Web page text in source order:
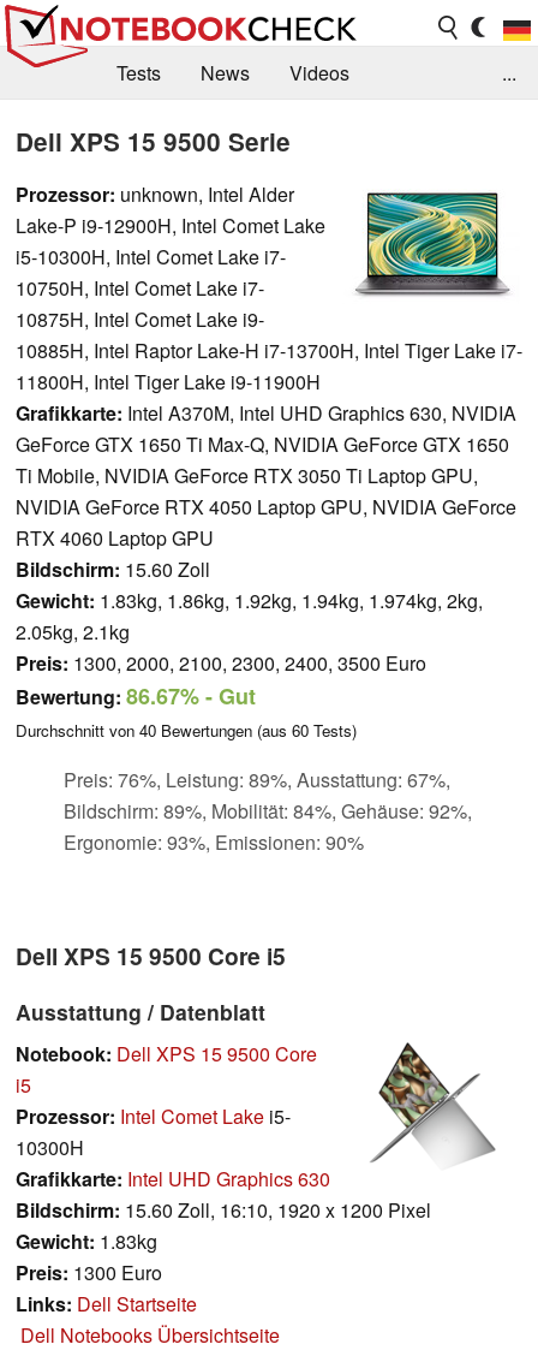
Tests News
Videos
Forum
...
Dell XPS 15 9500 Serie
Prozessor: unknown, Intel Alder
Lake-P i9-12900H, Intel Comet Lake
i5-10300H, Intel Comet Lake i7-
10750H, Intel Comet Lake i7-
10875H, Intel Comet Lake i9-
10885H, Intel Raptor Lake-H i7-13700H, Intel Tiger Lake i7-
11800H, Intel Tiger Lake i9-11900H
Grafikkarte: Intel A370M, Intel UHD Graphics 630, NVIDIA
GeForce GTX 1650 Ti Max-Q, NVIDIA GeForce GTX 1650
Ti Mobile, NVIDIA GeForce RTX 3050 Ti Laptop GPU,
NVIDIA GeForce RTX 4050 Laptop GPU, NVIDIA GeForce
RTX 4060 Laptop GPU
Bildschirm: 15.60 Zoll
Gewicht: 1.83kg, 1.86kg, 1.92kg, 1.94kg, 1.974kg, 2kg,
2.05kg, 2.1kg
Preis: 1300, 2000, 2100, 2300, 2400, 3500 Euro
Bewertung: 86.67%- Gut
Durchschnitt von 40 Bewertungen (aus 60 Tests)
Preis: 76%, Leistung: 89%, Ausstattung: 67%,
Bildschirm: 89%, Mobilität: 84%, Gehäuse: 92%,
Ergonomie: 93%, Emissionen: 90%
Dell XPS 15 9500 Core i5
Ausstattung / Datenblatt
Notebook: Dell XPS 15 9500 Core
i5
Prozessor: Intel Comet Lake i5-
10300H
Grafikkarte: Intel UHD Graphics 630
Bildschirm: 15.60 Zoll, 16:10, 1920 x 1200 Pixel
Gewicht: 1.83kg
Preis: 1300 Euro
Links: Dell Startseite
Dell Notebooks Übersichtseite